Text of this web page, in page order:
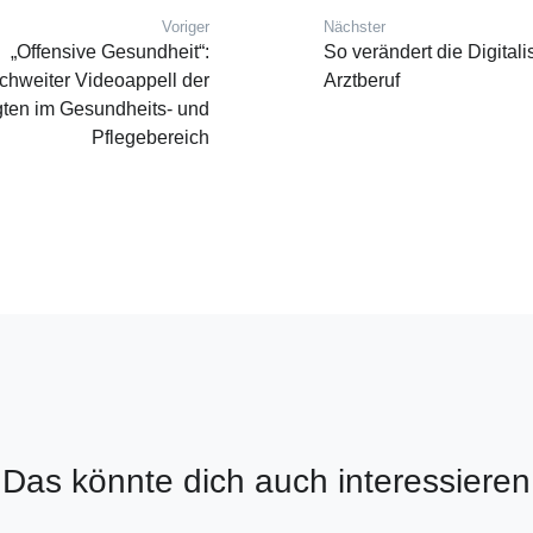
Voriger
Vorheriger Beitrag:
„Offensive Gesundheit“:
Videoappell der
im Gesundheits- und
Pflegebereich
Nächster
Nächster Beitrag:
So verändert die
Arztberuf
Das könnte dich auch interessieren